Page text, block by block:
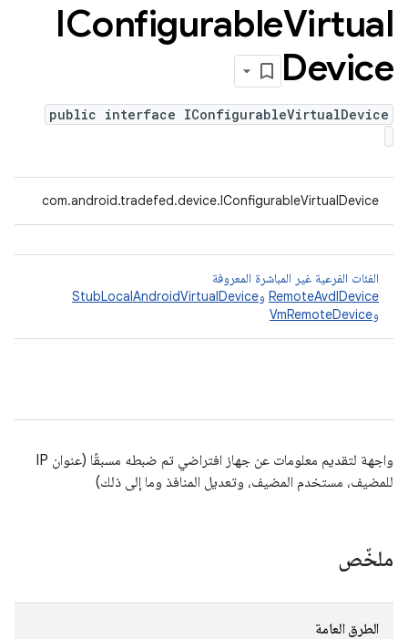
IConfigurableVirtual
Device
public interface IConfigurableVirtualDevice
com.android.tradefed.device.IConfigurableVirtualDevice
الفئات الفرعية غير المباشرة المعروفة
RemoteAvdIDevice وStubLocalAndroidVirtualDevice
وVmRemoteDevice
واجهة لتقديم معلومات عن جهاز افتراضي تم ضبطه مسبقًا (عنوان IP
للمضيف، مستخدم المضيف، وتعديل المنافذ وما إلى ذلك)
ملخّص
الطرق العامة